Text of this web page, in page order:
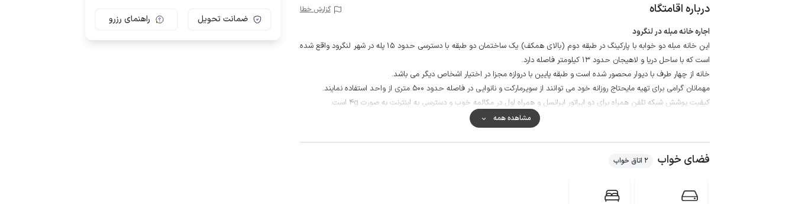
درباره اقامتگاه گزارش خطا
اجاره خانه مبله در لنگرود
این خانه مبله دو خوابه با پارکینگ در طبقه دوم (بالای همکف) یک ساختمان دو طبقه با دسترسی حدود 15 پله در شهر لنگرود واقع شده
است که با ساحل دریا و لاهیجان حدود 13 کیلومتر فاصله دارد.
خانه از چهار طرف با دیوار محصور شده است و طبقه پایین با دروازه مجزا در اختیار اشخاص دیگر می باشد.
مهمانان گرامی برای تهیه مایحتاج روزانه خود می توانند از سوپرمارکت و نانوایی در فاصله حدود 500 متری از واحد استفاده نمایند.
کیفیت پوشش شبکه تلفن همراه برای دو اپراتور ایرانسل و همراه اول در مکالمه خوب و دسترسی به اینترنت به صورت 4g است.
پل خشتی، منطقه توریستی لیلا کوه، ییلاق زیبا پرشکوه، ساحل ماسه ای چمخاله و پارک آبی لنگرود (فجر) از جاذبه های قابل دسترسی از
مشاهده همه
فضای خواب 2 اتاق خواب
ضمانت تحویل راهنمای رزرو